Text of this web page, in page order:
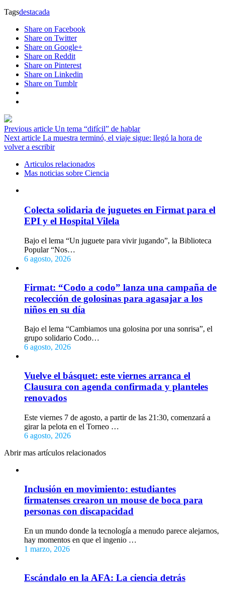
Tagsdestacada
Share on Facebook
Share on Twitter
Share on Google+
Share on Reddit
Share on Pinterest
Share on Linkedin
Share on Tumblr
Previous article Un tema “difícil” de hablar
Next article La muestra terminó, el viaje sigue: llegó la hora de
volver a escribir
Articulos relacionados
Mas noticias sobre Ciencia
Colecta solidaria de juguetes en Firmat para el
EPI y el Hospital Vilela
Bajo el lema “Un juguete para vivir jugando”, la Biblioteca
Popular “Nos…
6 agosto, 2026
Firmat: “Codo a codo” lanza una campaña de
recolección de golosinas para agasajar a los
niños en su día
Bajo el lema “Cambiamos una golosina por una sonrisa”, el
grupo solidario Codo…
6 agosto, 2026
Vuelve el básquet: este viernes arranca el
Clausura con agenda confirmada y planteles
renovados
Este viernes 7 de agosto, a partir de las 21:30, comenzará a
girar la pelota en el Torneo …
6 agosto, 2026
Abrir mas artículos relacionados
Inclusión en movimiento: estudiantes
firmatenses crearon un mouse de boca para
personas con discapacidad
En un mundo donde la tecnología a menudo parece alejarnos,
hay momentos en que el ingenio …
1 marzo, 2026
Escándalo en la AFA: La ciencia detrás